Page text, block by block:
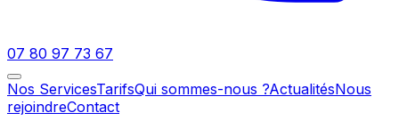
07 80 97 73 67
Nos ServicesTarifsQui sommes-nous ?ActualitésNous
rejoindreContact